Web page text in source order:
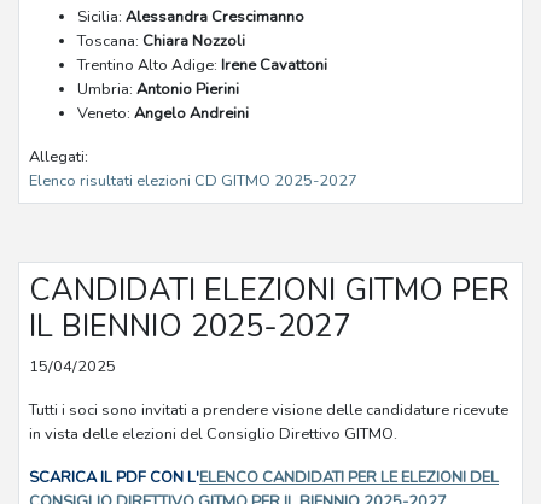
Sicilia: Alessandra Crescimanno
Toscana: Chiara Nozzoli
Trentino Alto Adige: Irene Cavattoni
Umbria: Antonio Pierini
Veneto: Angelo Andreini
Allegati:
Elenco risultati elezioni CD GITMO 2025-2027
CANDIDATI ELEZIONI GITMO PER
IL BIENNIO 2025-2027
15/04/2025
Tutti i soci sono invitati a prendere visione delle candidature ricevute
in vista delle elezioni del Consiglio Direttivo GITMO.
SCARICA IL PDF CON L'ELENCO CANDIDATI PER LE ELEZIONI DEL